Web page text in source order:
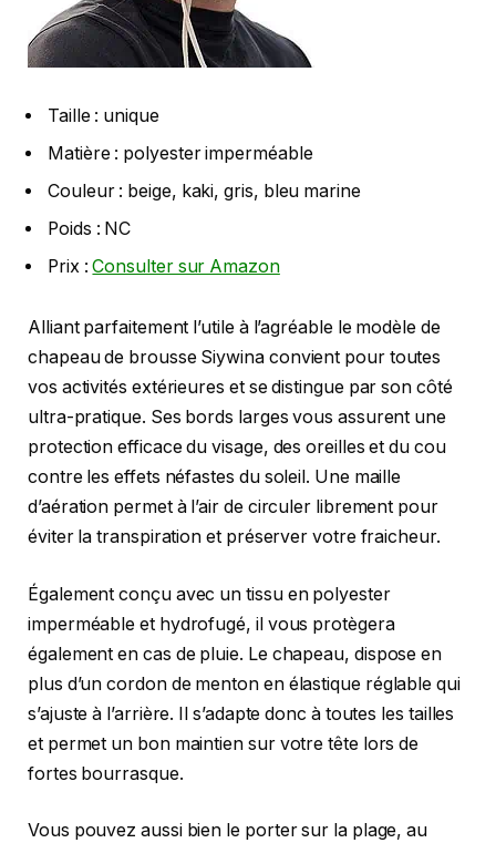
Taille : unique
Matière : polyester imperméable
Couleur : beige, kaki, gris, bleu marine
Poids : NC
Prix :Consulter sur Amazon
Alliant parfaitement l’utile à l’agréable le modèle de
chapeau de brousse Siywina convient pour toutes
vos activités extérieures et se distingue par son côté
ultra-pratique. Ses bords larges vous assurent une
protection efficace du visage, des oreilles et du cou
contre les effets néfastes du soleil. Une maille
d’aération permet à l’air de circuler librement pour
éviter la transpiration et préserver votre fraicheur.
Également conçu avec un tissu en polyester
imperméable et hydrofugé, il vous protègera
également en cas de pluie. Le chapeau, dispose en
plus d’un cordon de menton en élastique réglable qui
s’ajuste à l’arrière. Il s’adapte donc à toutes les tailles
et permet un bon maintien sur votre tête lors de
fortes bourrasque.
Vous pouvez aussi bien le porter sur la plage, au